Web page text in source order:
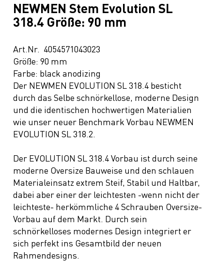
NEWMEN Stem Evolution SL
318.4 Größe: 90 mm
Art.Nr. 4054571043023
Größe: 90 mm
Farbe: black anodizing
Der NEWMEN EVOLUTION SL 318.4 besticht
durch das Selbe schnörkellose, moderne Design
und die identischen hochwertigen Materialien
wie unser neuer Benchmark Vorbau NEWMEN
EVOLUTION SL 318.2.
Der EVOLUTION SL 318.4 Vorbau ist durch seine
moderne Oversize Bauweise und den schlauen
Materialeinsatz extrem Steif, Stabil und Haltbar,
dabei aber einer der leichtesten -wenn nicht der
leichteste- herkömmliche 4 Schrauben Oversize-
Vorbau auf dem Markt. Durch sein
schnörkelloses modernes Design integriert er
sich perfekt ins Gesamtbild der neuen
Rahmendesigns.